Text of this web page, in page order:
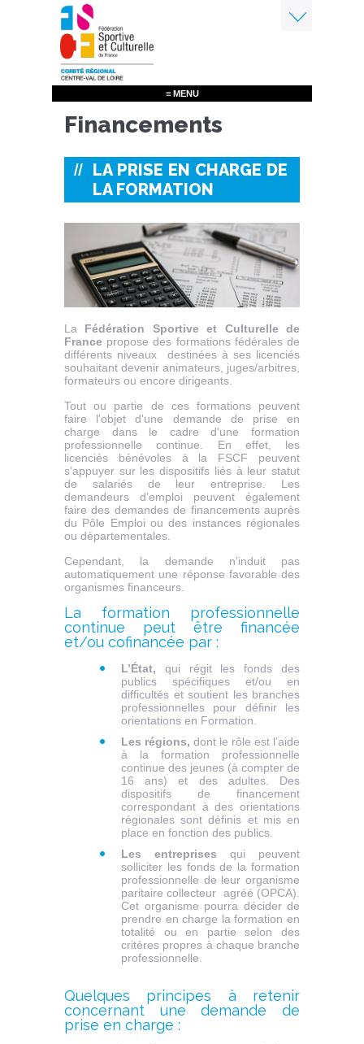
Aller
au
contenu
principal
≡ MENU
Financements
LA PRISE EN CHARGE DE
LA FORMATION
La Fédération Sportive et Culturelle de
France propose des formations fédérales de
différents niveaux destinées à ses licenciés
souhaitant devenir animateurs, juges/arbitres,
formateurs ou encore dirigeants.
Tout ou partie de ces formations peuvent
faire l'objet d'une demande de prise en
charge dans le cadre d'une formation
professionnelle continue. En effet, les
licenciés bénévoles à la FSCF peuvent
s’appuyer sur les dispositifs liés à leur statut
de salariés de leur entreprise. Les
demandeurs d’emploi peuvent également
faire des demandes de financements auprès
du Pôle Emploi ou des instances régionales
ou départementales.
Cependant, la demande n’induit pas
automatiquement une réponse favorable des
organismes financeurs.
La formation professionnelle
continue peut être financée
et/ou cofinancée par :
L’État, qui régit les fonds des
publics spécifiques et/ou en
difficultés et soutient les branches
professionnelles pour définir les
orientations en Formation.
Les régions, dont le rôle est l’aide
à la formation professionnelle
continue des jeunes (à compter de
16 ans) et des adultes. Des
dispositifs de financement
correspondant à des orientations
régionales sont définis et mis en
place en fonction des publics.
Les entreprises qui peuvent
solliciter les fonds de la formation
professionnelle de leur organisme
paritaire collecteur agréé (OPCA).
Cet organisme pourra décider de
prendre en charge la formation en
totalité ou en partie selon des
critères propres à chaque branche
professionnelle.
Quelques principes à retenir
concernant une demande de
prise en charge :